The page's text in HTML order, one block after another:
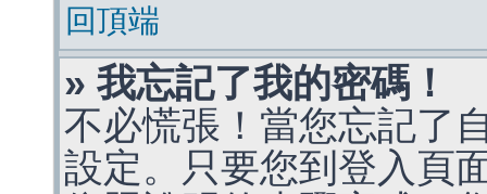
回頂端
» 我忘記了我的密碼！
不必慌張！當您忘記了
設定。只要您到登入頁